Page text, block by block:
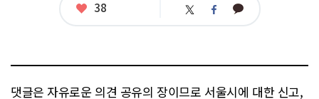
좋
38 트 페 카
댓글은 자유로운 의견 공유의 장이므로 서울시에 대한 신고,